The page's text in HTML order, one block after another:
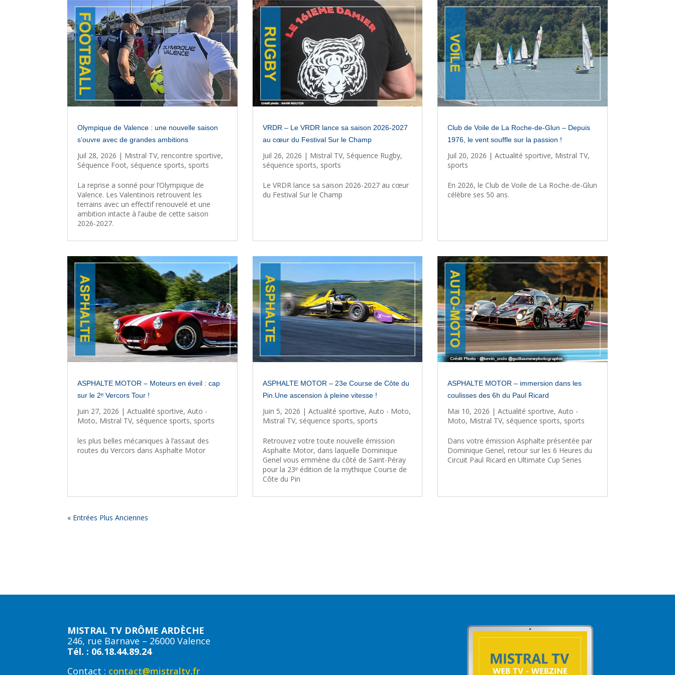
Olympique de Valence : une nouvelle saison
s’ouvre avec de grandes ambitions
Juil 28, 2026 | Mistral TV,rencontre sportive,
Séquence Foot, séquence sports, sports
La reprise a sonné pour l’Olympique de
Valence. Les Valentinois retrouvent les
terrains avec un effectif renouvelé et une
ambition intacte à l’aube de cette saison
2026-2027.
VRDR – Le VRDR lance sa saison 2026-2027
au cœur du Festival Sur le Champ
Juil 26, 2026 | Mistral TV, Séquence Rugby,
séquence sports, sports
Le VRDR lance sa saison 2026-2027 au cœur
du Festival Sur le Champ
Club de Voile de La Roche-de-Glun – Depuis
1976, le vent souffle sur la passion !
Juil 20, 2026 |Actualité sportive, Mistral TV,
sports
En 2026, le Club de Voile de La Roche-de-Glun
célèbre ses 50 ans.
ASPHALTE MOTOR – Moteurs en éveil : cap
sur le 2ᵉ Vercors Tour !
Juin 27, 2026 |Actualité sportive,Auto -
Moto, Mistral TV, séquence sports, sports
les plus belles mécaniques à l’assaut des
routes du Vercors dans Asphalte Motor
ASPHALTE MOTOR – 23e Course de Côte du
Pin.Une ascension à pleine vitesse !
Juin 5, 2026 | Actualité sportive, Auto - Moto,
Mistral TV, séquence sports, sports
Retrouvez votre toute nouvelle émission
Asphalte Motor, dans laquelle Dominique
Genel vous emmène du côté de Saint-Péray
pour la 23ᵉ édition de la mythique Course de
Côte du Pin
ASPHALTE MOTOR – immersion dans les
coulisses des 6h du Paul Ricard
Mai 10, 2026 |Actualité sportive,Auto -
Moto, Mistral TV, séquence sports, sports
Dans votre émission Asphalte présentée par
Dominique Genel, retour sur les 6 Heures du
Circuit Paul Ricard en Ultimate Cup Series
« Entrées Plus Anciennes
MISTRAL TV DRÔME ARDÈCHE
246, rue Barnave – 26000 Valence
Tél. : 06.18.44.89.24
Contact : contact@mistraltv.fr